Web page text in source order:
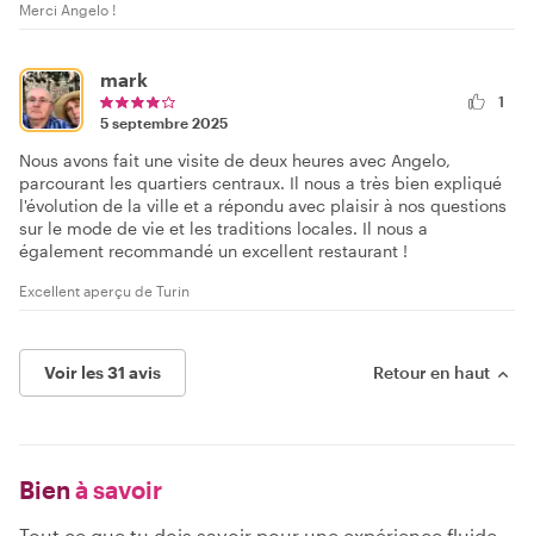
Merci Angelo !
mark
5 septembre 2025
1
Nous avons fait une visite de deux heures avec Angelo,
parcourant les quartiers centraux. Il nous a très bien expliqué
l'évolution de la ville et a répondu avec plaisir à nos questions
sur le mode de vie et les traditions locales. Il nous a
également recommandé un excellent restaurant !
Excellent aperçu de Turin
Voir les 31 avis Retour en haut
Bien à savoir